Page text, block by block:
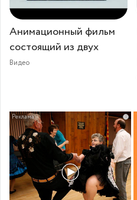
Анимационный фильм
состоящий из двух
Видео
i